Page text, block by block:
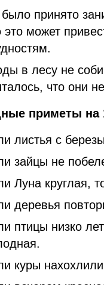
принято
это может
в лесу не
что они
приметы на
листья с
зайцы не
Луна круглая,
деревья
птицы низко
куры